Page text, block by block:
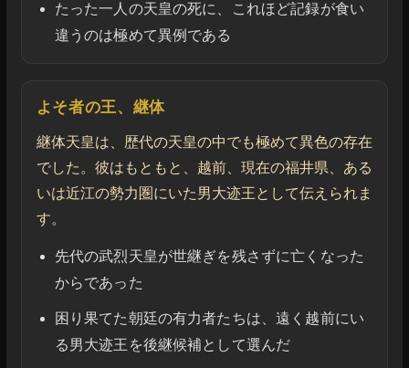
たった一人の天皇の死に、これほど記録が食い
違うのは極めて異例である
よそ者の王、継体
継体天皇は、歴代の天皇の中でも極めて異色の存在
でした。彼はもともと、越前、現在の福井県、ある
いは近江の勢力圏にいた男大迹王として伝えられま
す。
先代の武烈天皇が世継ぎを残さずに亡くなった
からであった
困り果てた朝廷の有力者たちは、遠く越前にい
る男大迹王を後継候補として選んだ